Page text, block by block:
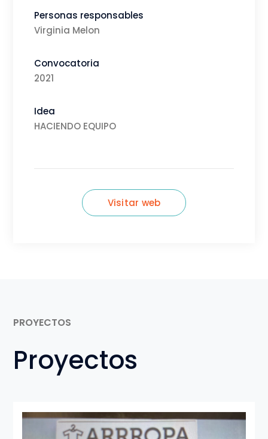
Personas responsables
Virginia Melon
Convocatoria
2021
Idea
HACIENDO EQUIPO
Visitar web
PROYECTOS
Proyectos